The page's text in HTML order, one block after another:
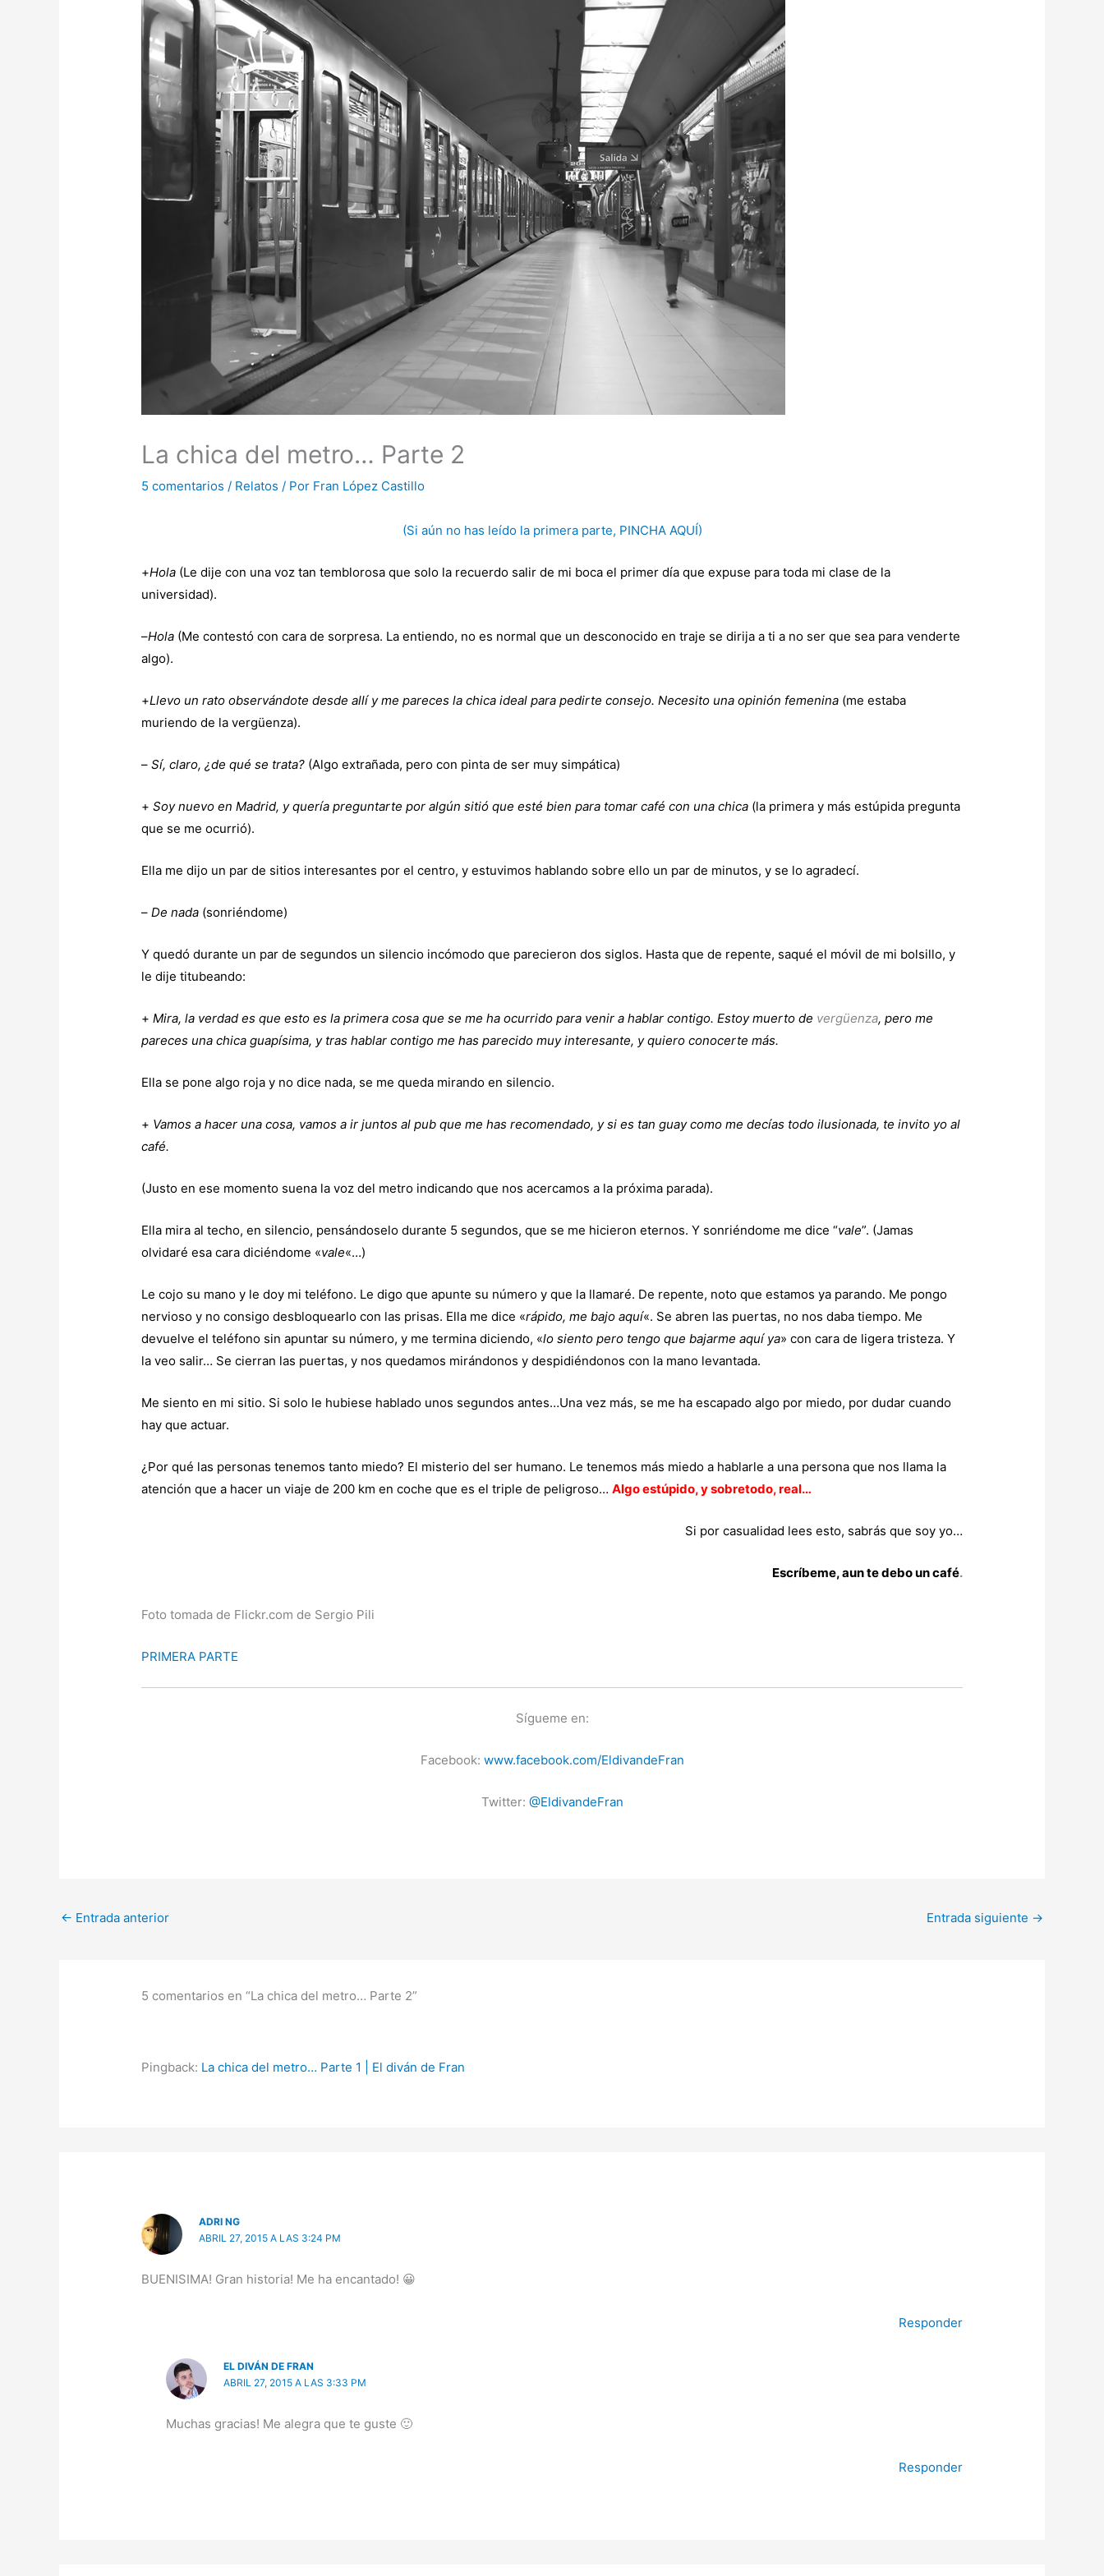
La chica del metro… Parte 2
5 comentarios / Relatos / Por Fran López Castillo
(Si aún no has leído la primera parte, PINCHA AQUÍ)
+Hola (Le dije con una voz tan temblorosa que solo la recuerdo salir de mi boca el primer día que expuse para toda mi clase de la
universidad).
–Hola (Me contestó con cara de sorpresa. La entiendo, no es normal que un desconocido en traje se dirija a ti a no ser que sea para venderte
algo).
+Llevo un rato observándote desde allí y me pareces la chica ideal para pedirte consejo. Necesito una opinión femenina (me estaba
muriendo de la vergüenza).
–Sí, claro, ¿de qué se trata? (Algo extrañada, pero con pinta de ser muy simpática)
+ Soy nuevo en Madrid, y quería preguntarte por algún sitió que esté bien para tomar café con una chica (la primera y más estúpida pregunta
que se me ocurrió).
Ella me dijo un par de sitios interesantes por el centro, y estuvimos hablando sobre ello un par de minutos, y se lo agradecí.
– De nada (sonriéndome)
Y quedó durante un par de segundos un silencio incómodo que parecieron dos siglos. Hasta que de repente, saqué el móvil de mi bolsillo, y
le dije titubeando:
+Mira, la verdad es que esto es la primera cosa que se me ha ocurrido para venir a hablar contigo. Estoy muerto de vergüenza, pero me
pareces una chica guapísima, y tras hablar contigo me has parecido muy interesante, y quiero conocerte más.
Ella se pone algo roja y no dice nada, se me queda mirando en silencio.
+ Vamos a hacer una cosa, vamos a ir juntos al pub que me has recomendado, y si es tan guay como me decías todo ilusionada, te invito yo al
café.
(Justo en ese momento suena la voz del metro indicando que nos acercamos a la próxima parada).
Ella mira al techo, en silencio, pensándoselo durante 5 segundos, que se me hicieron eternos. Y sonriéndome me dice “vale”. (Jamas
olvidaré esa cara diciéndome «vale«…)
Le cojo su mano y le doy mi teléfono. Le digo que apunte su número y que la llamaré. De repente, noto que estamos ya parando. Me pongo
nervioso y no consigo desbloquearlo con las prisas. Ella me dice «rápido, me bajo aquí«. Se abren las puertas, no nos daba tiempo. Me
devuelve el teléfono sin apuntar su número, y me termina diciendo, «lo siento pero tengo que bajarme aquí ya» con cara de ligera tristeza. Y
la veo salir… Se cierran las puertas, y nos quedamos mirándonos y despidiéndonos con la mano levantada.
Me siento en mi sitio. Si solo le hubiese hablado unos segundos antes…Una vez más, se me ha escapado algo por miedo, por dudar cuando
hay que actuar.
¿Por qué las personas tenemos tanto miedo? El misterio del ser humano. Le tenemos más miedo a hablarle a una persona que nos llama la
atención que a hacer un viaje de 200 km en coche que es el triple de peligroso…Algo estúpido, y sobretodo, real…
Si por casualidad lees esto, sabrás que soy yo…
Escríbeme, aun te debo un café.
Foto tomada de Flickr.com de Sergio Pili
PRIMERA PARTE
Sígueme en:
Facebook: www.facebook.com/EldivandeFran
Twitter: @EldivandeFran
← Entrada anterior Entrada siguiente →
5 comentarios en “La chica del metro… Parte 2”
Pingback: La chica del metro… Parte 1 | El diván de Fran
ADRI NG
ABRIL 27, 2015 A LAS 3:24 PM
BUENISIMA! Gran historia! Me ha encantado! 😀
Responder
EL DIVÁN DE FRAN
ABRIL 27, 2015 A LAS 3:33 PM
Muchas gracias! Me alegra que te guste 🙂
Responder